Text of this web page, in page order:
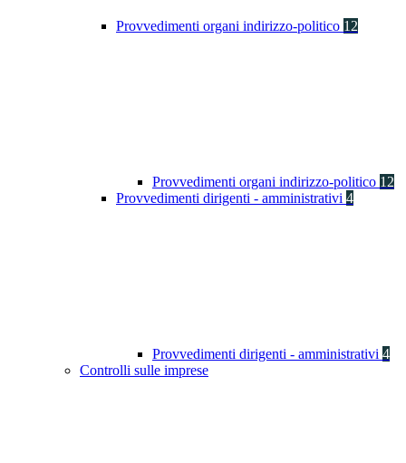
Provvedimenti organi indirizzo-politico 12
Provvedimenti organi indirizzo-politico 12
Provvedimenti dirigenti - amministrativi 4
Provvedimenti dirigenti - amministrativi 4
Controlli sulle imprese